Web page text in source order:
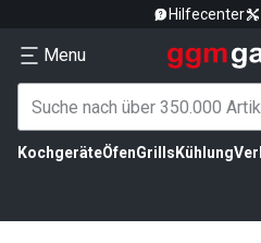
Hilfecenter
Menu
KochgeräteÖfenGrills Kühlung